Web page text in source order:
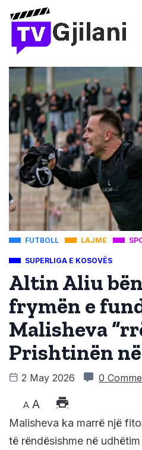
FUTBOLL LAJME
SUPERLIGA E KOSOVËS
Altin Aliu
frymën e
Malisheva
Prishtinën
2 May 2026 0
A A
Malisheva ka marrë një
të rëndësishme në